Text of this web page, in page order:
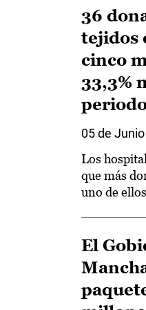
36
tejidos
cinco
33,3%
05 de
Los
que más
uno de ellos
El